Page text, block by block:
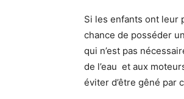
Si les enfants ont leur
chance de posséder
qui n’est pas
de l’eau et aux
éviter d’être gêné par